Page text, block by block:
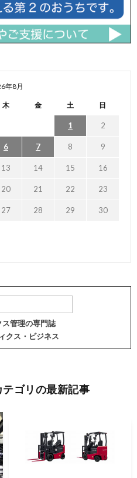
年8月
木 金 土 日
1 2
6 7 8 9
13 14 15 16
20 21 22 23
27 28 29 30
ス管理の専門誌
クス・ビジネス
テゴリの最新記事